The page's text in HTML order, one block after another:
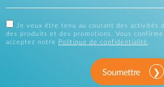
Je veux être tenu au courant des activités
des produits et des promotions. Vous
acceptez notre
Politique de confidentialité.
Soumettre